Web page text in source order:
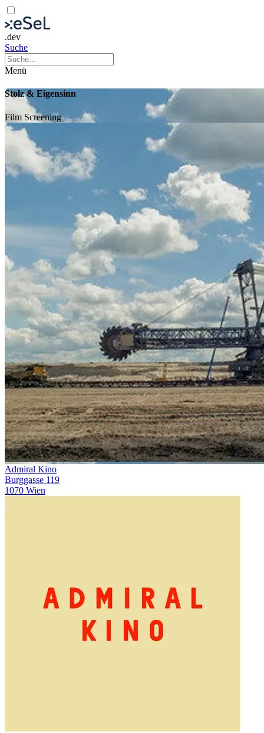
.dev
Suche
Menü
Stolz & Eigensinn
Film Screening
Admiral Kino
Burggasse 119
1070 Wien